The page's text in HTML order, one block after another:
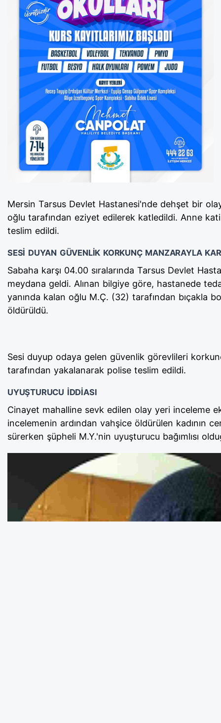
Mersin Tarsus Devlet Hastanesi'nde dehşet bir
oğlu tarafından eziyet edilerek katledildi. Anne
teslim edildi.
SESİ DUYAN GÜVENLİK KORKUNÇ MANZARAYLA
Sabaha karşı 04.00 sıralarında Tarsus Devlet
meydana geldi. Alınan bilgiye göre, hastanede
yanında kalan oğlu M.Ç. (32) tarafından bıçakla
öldürüldü.
Sesi duyup odaya gelen güvenlik görevlileri
tarafından yakalanarak polise teslim edildi.
UYUŞTURUCU İDDİASI
Cinayet mahalline sevk edilen olay yeri inceleme
incelemenin ardından vahşice öldürülen kadının
sürerken şüpheli M.Y.'nin uyuşturucu bağımlısı